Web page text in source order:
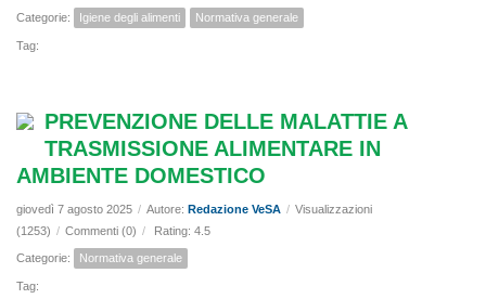
Categorie: Igiene degli alimenti Normativa generale
Tag:
PREVENZIONE DELLE MALATTIE A
TRASMISSIONE ALIMENTARE IN
AMBIENTE DOMESTICO
giovedì 7 agosto 2025 / Autore: Redazione VeSA / Visualizzazioni
(1253) / Commenti (0) / Rating: 4.5
Categorie: Normativa generale
Tag: